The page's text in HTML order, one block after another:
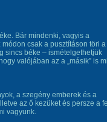
Bár mindenki, vagyis a
csak a pusztításon töri a
sincs béke – ismételgethetjük
valójában az a „másik” is
a szegény emberek és a
az ő kezüket és persze a
vagyunk.